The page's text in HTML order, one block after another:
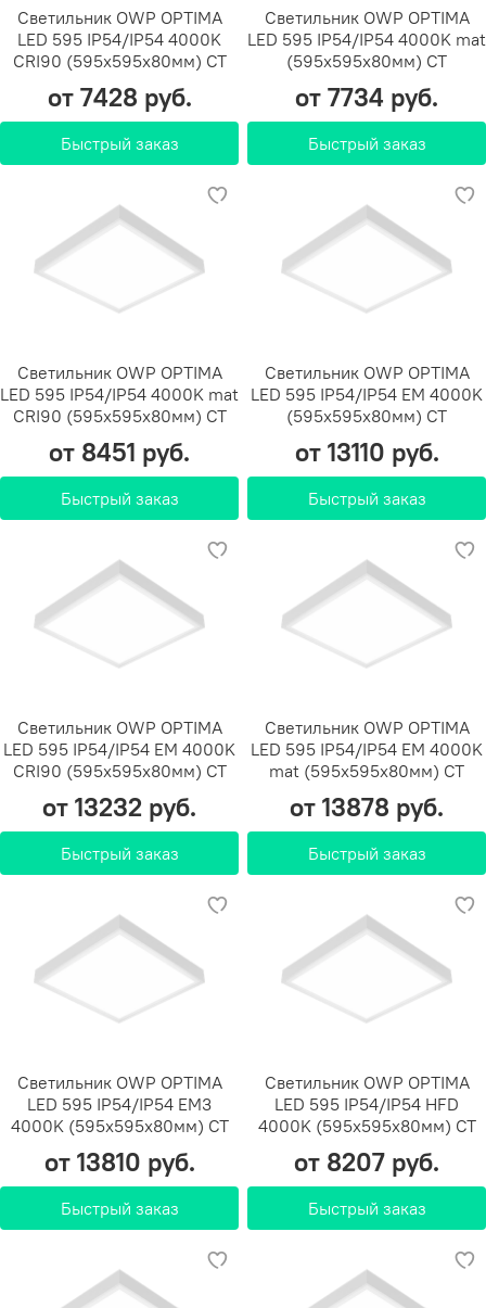
Светильник OWP OPTIMA
LED 595 IP54/IP54 4000K
CRI90 (595х595х80мм) СТ
от 7428 руб.
Быстрый заказ
Светильник OWP OPTIMA
LED 595 IP54/IP54 4000K mat
(595х595х80мм) СТ
от 7734 руб.
Быстрый заказ
Светильник OWP OPTIMA
LED 595 IP54/IP54 4000K mat
CRI90 (595х595х80мм) СТ
от 8451 руб.
Быстрый заказ
Светильник OWP OPTIMA
LED 595 IP54/IP54 EM 4000K
(595х595х80мм) СТ
от 13110 руб.
Быстрый заказ
Светильник OWP OPTIMA
LED 595 IP54/IP54 EM 4000K
CRI90 (595х595х80мм) СТ
от 13232 руб.
Быстрый заказ
Светильник OWP OPTIMA
LED 595 IP54/IP54 EM 4000K
mat (595х595х80мм) СТ
от 13878 руб.
Быстрый заказ
Светильник OWP OPTIMA
LED 595 IP54/IP54 EM3
4000K (595х595х80мм) СТ
от 13810 руб.
Быстрый заказ
Светильник OWP OPTIMA
LED 595 IP54/IP54 HFD
4000K (595х595х80мм) СТ
от 8207 руб.
Быстрый заказ